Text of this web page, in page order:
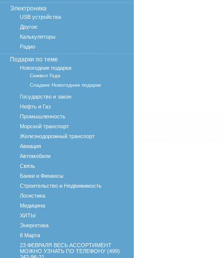
Электроника
USB устройства
Другое
Калькуляторы
Радио
Подарки по теме
Новогодние подарки
Символ Года
Сладкие Новогодние подарки
Государство и закон
Нефть и Газ
Промышленность
Морской транспорт
Железнодорожный транспорт
Авиация
Автомобили
Связь
Банки и Финансы
Строительство и Недвижимость
Логистика
Медицина
ХИТЫ
Энергетика
8 Марта
23 ФЕВРАЛЯ ВЕСЬ АССОРТИМЕНТ
МОЖНО УЗНАТЬ ПО ТЕЛЕФОНУ (499)